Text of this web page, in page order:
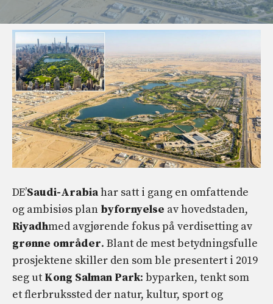
DE’Saudi-Arabiahar satt i gang en omfattende
og ambisiøs plan byfornyelse av hovedstaden,
Riyadhmed avgjørende fokus på verdisetting av
grønne områder. Blant de mest betydningsfulle
prosjektene skiller den som ble presentert i 2019
seg ut Kong Salman Park: byparken, tenkt som
et flerbrukssted der natur, kultur, sport og